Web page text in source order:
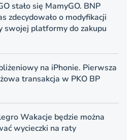
stało się MamyGO. BNP
zdecydowało o modyfikacji
swojej platformy do zakupu
na iPhonie. Pierwsza
transakcja w PKO BP
Wakacje będzie można
wycieczki na raty